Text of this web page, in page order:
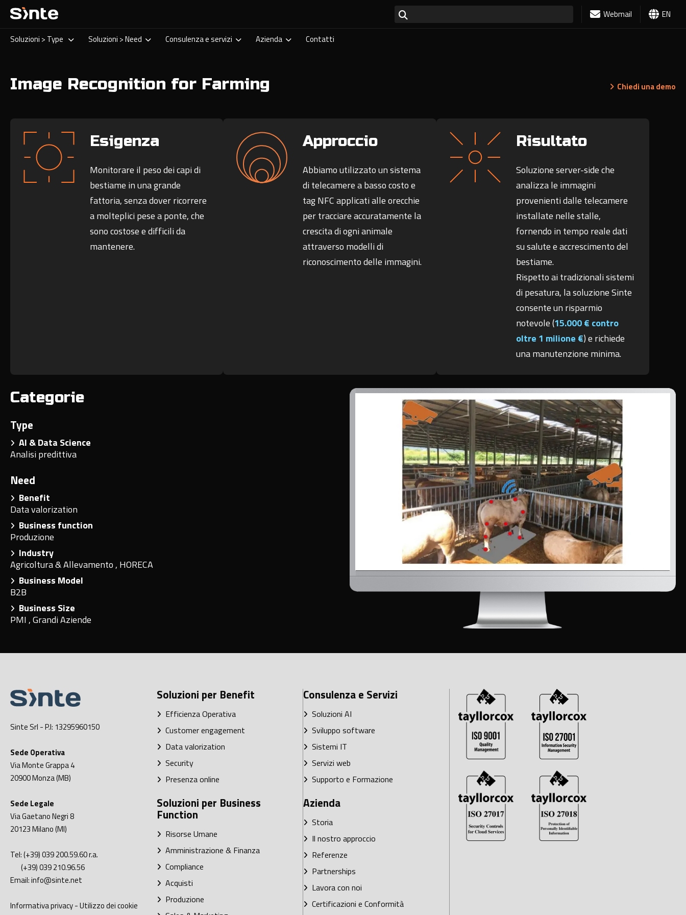
Webmail EN
Soluzioni > Type Soluzioni > Need Consulenza e servizi Azienda Contatti
Image Recognition for Farming Chiedi una demo
Esigenza
Monitorare il peso dei capi di
bestiame in una grande
fattoria, senza dover ricorrere
a molteplici pese a ponte, che
sono costose e difficili da
mantenere.
Approccio
Abbiamo utilizzato un sistema
di telecamere a basso costo e
tag NFC applicati alle orecchie
per tracciare accuratamente la
crescita di ogni animale
attraverso modelli di
riconoscimento delle immagini.
Risultato
Soluzione server-side che
analizza le immagini
provenienti dalle telecamere
installate nelle stalle,
fornendo in tempo reale dati
su salute e accrescimento del
bestiame.
Rispetto ai tradizionali sistemi
di pesatura, la soluzione Sinte
consente un risparmio
notevole (15.000 € contro
oltre 1 milione €) e richiede
una manutenzione minima.
Categorie
Type
AI & Data Science
Analisi predittiva
Need
Benefit
Data valorization
Business function
Produzione
Industry
Agricoltura & Allevamento , HORECA
Business Model
B2B
Business Size
PMI ,Grandi Aziende
Sinte Srl - P.I: 13295960150
Sede Operativa
Via Monte Grappa 4
20900Monza (MB)
Sede Legale
Via Gaetano Negri 8
20123Milano (MI)
Tel:(+39) 039 200.59.60r.a.
(+39) 039 210.96.56
Email:info@sinte.net
Informativa privacy-Utilizzo dei cookie
Soluzioni per Benefit
Efficienza Operativa
Customer engagement
Data valorization
Security
Presenza online
Soluzioni per Business
Function
Risorse Umane
Amministrazione & Finanza
Compliance
Acquisti
Produzione
Consulenza e Servizi
Soluzioni AI
Sviluppo software
Sistemi IT
Servizi web
Supporto e Formazione
Azienda
Storia
Il nostro approccio
Referenze
Partnerships
Lavora con noi
Certificazioni e Conformità